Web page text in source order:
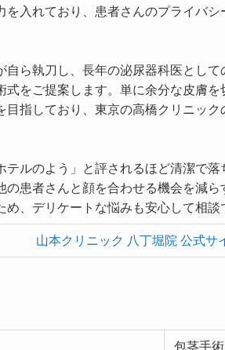
を入れており、患者さんのプライバ
自ら執刀し、長年の泌尿器科医とし
式をご提案します。単に余分な皮膚
目指しており、東京の高橋クリニッ
テルのよう」と評されるほど清潔で
の患者さんと顔を合わせる機会を減
、デリケートな悩みも安心して相談
山本クリニック 八丁堀院 公式サ
包茎手